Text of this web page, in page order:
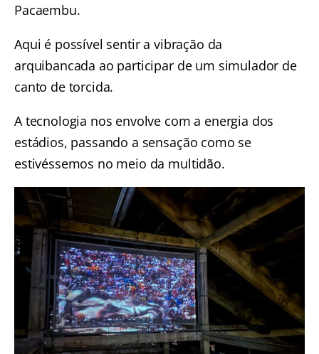
Pacaembu.
Aqui é possível sentir a vibração da
arquibancada ao participar de um simulador de
canto de torcida.
A tecnologia nos envolve com a energia dos
estádios, passando a sensação como se
estivéssemos no meio da multidão.